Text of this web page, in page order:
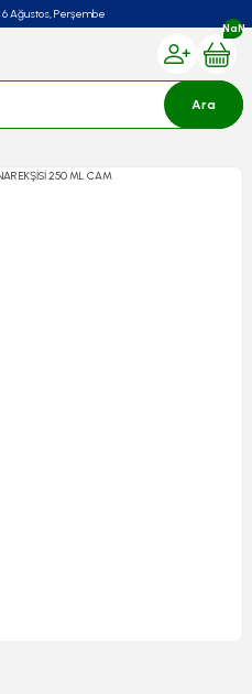
6 Ağustos, Perşembe
Ara
NaN